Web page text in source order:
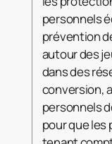
personnels
prévention
autour des
dans des
conversion,
personnels
pour que les